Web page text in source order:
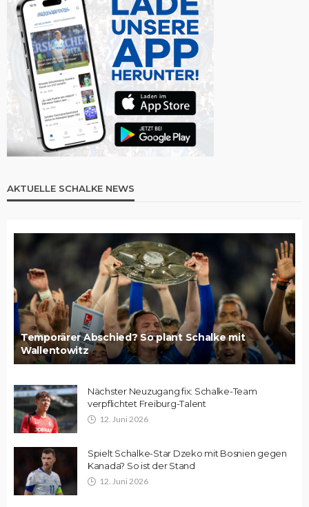
AKTUELLE SCHALKE NEWS
Temporärer Abschied? So plant Schalke mit
Wallentowitz
Nächster Neuzugang fix: Schalke-Team
verpflichtet Freiburg-Talent
12. Juni 2026
Spielt Schalke-Star Dzeko mit Bosnien gegen
Kanada? So ist der Stand
12. Juni 2026